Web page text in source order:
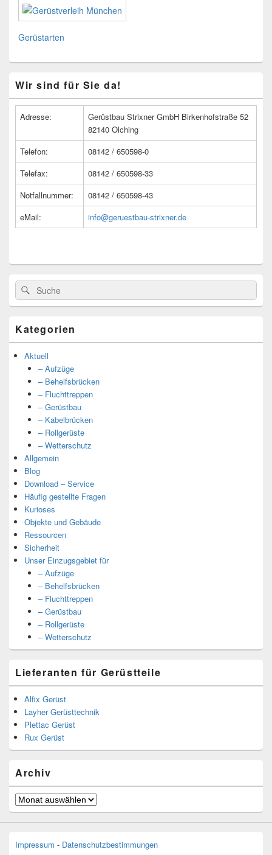
Gerüstarten
Seitenleisten
Widget-
Wir sind für Sie da!
Adresse:
Gerüstbau Strixner GmbH Birkenhofstraße 52
82140 Olching
Telefon:
08142 / 650598-0
Telefax:
08142 / 650598-33
Notfallnummer:
08142 / 650598-43
eMail:
info@geruestbau-strixner.de
Suche
nach:
Suche
Kategorien
Aktuell
– Aufzüge
– Behelfsbrücken
– Fluchttreppen
– Gerüstbau
– Kabelbrücken
– Rollgerüste
– Wetterschutz
Allgemein
Blog
Download – Service
Häufig gestellte Fragen
Kurioses
Objekte und Gebäude
Ressourcen
Sicherheit
Unser Einzugsgebiet für
– Aufzüge
– Behelfsbrücken
– Fluchttreppen
– Gerüstbau
– Rollgerüste
– Wetterschutz
Lieferanten für Gerüstteile
Alfix Gerüst
Layher Gerüsttechnik
Plettac Gerüst
Rux Gerüst
Archiv
Archiv
Impressum - Datenschutzbestimmungen